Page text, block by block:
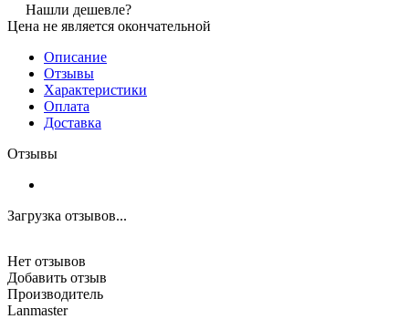
Нашли дешевле?
Цена не является окончательной
Описание
Отзывы
Характеристики
Оплата
Доставка
Отзывы
Загрузка отзывов...
Нет отзывов
Добавить отзыв
Производитель
Lanmaster